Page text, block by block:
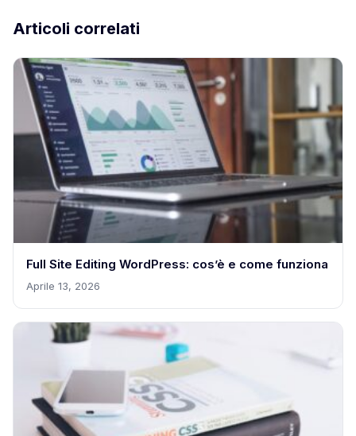
Articoli correlati
Full Site Editing WordPress: cos’è e come funziona
Aprile 13, 2026